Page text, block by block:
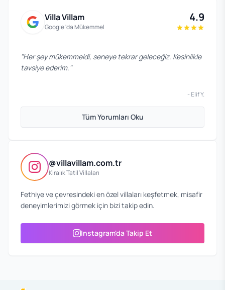
Villa Villam
Google 'da Mükemmel
4.9
"Her şey mükemmeldi, seneye tekrar geleceğiz. Kesinlikle
tavsiye ederim. "
- Elif Y.
Tüm Yorumları Oku
@villavillam.com.tr
Kiralık Tatil Villaları
Fethiye ve çevresindeki en özel villaları keşfetmek, misafir
deneyimlerimizi görmek için bizi takip edin.
Instagram'da Takip Et